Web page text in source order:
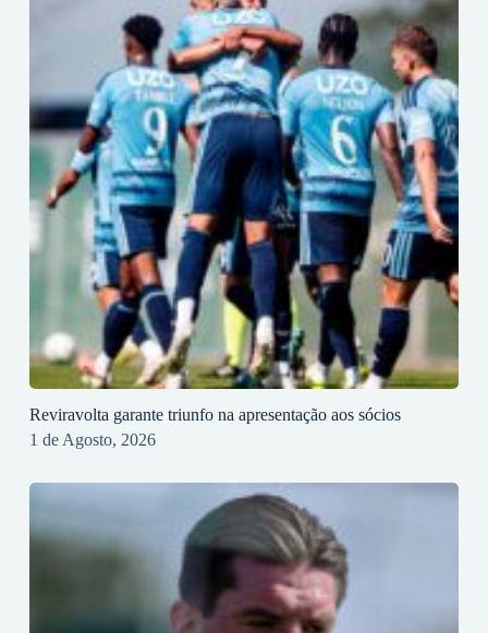
Reviravolta garante triunfo na apresentação aos sócios
1 de Agosto, 2026